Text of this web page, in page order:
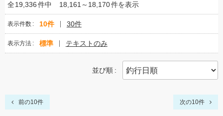
全19,336件中 18,161～18,170件を表示
表示件数 10件 30件
表示方法 標準 テキストのみ
並び順
前の10件 次の10件